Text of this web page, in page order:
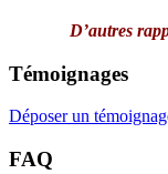
D’autres
Témoignages
Déposer un
FAQ